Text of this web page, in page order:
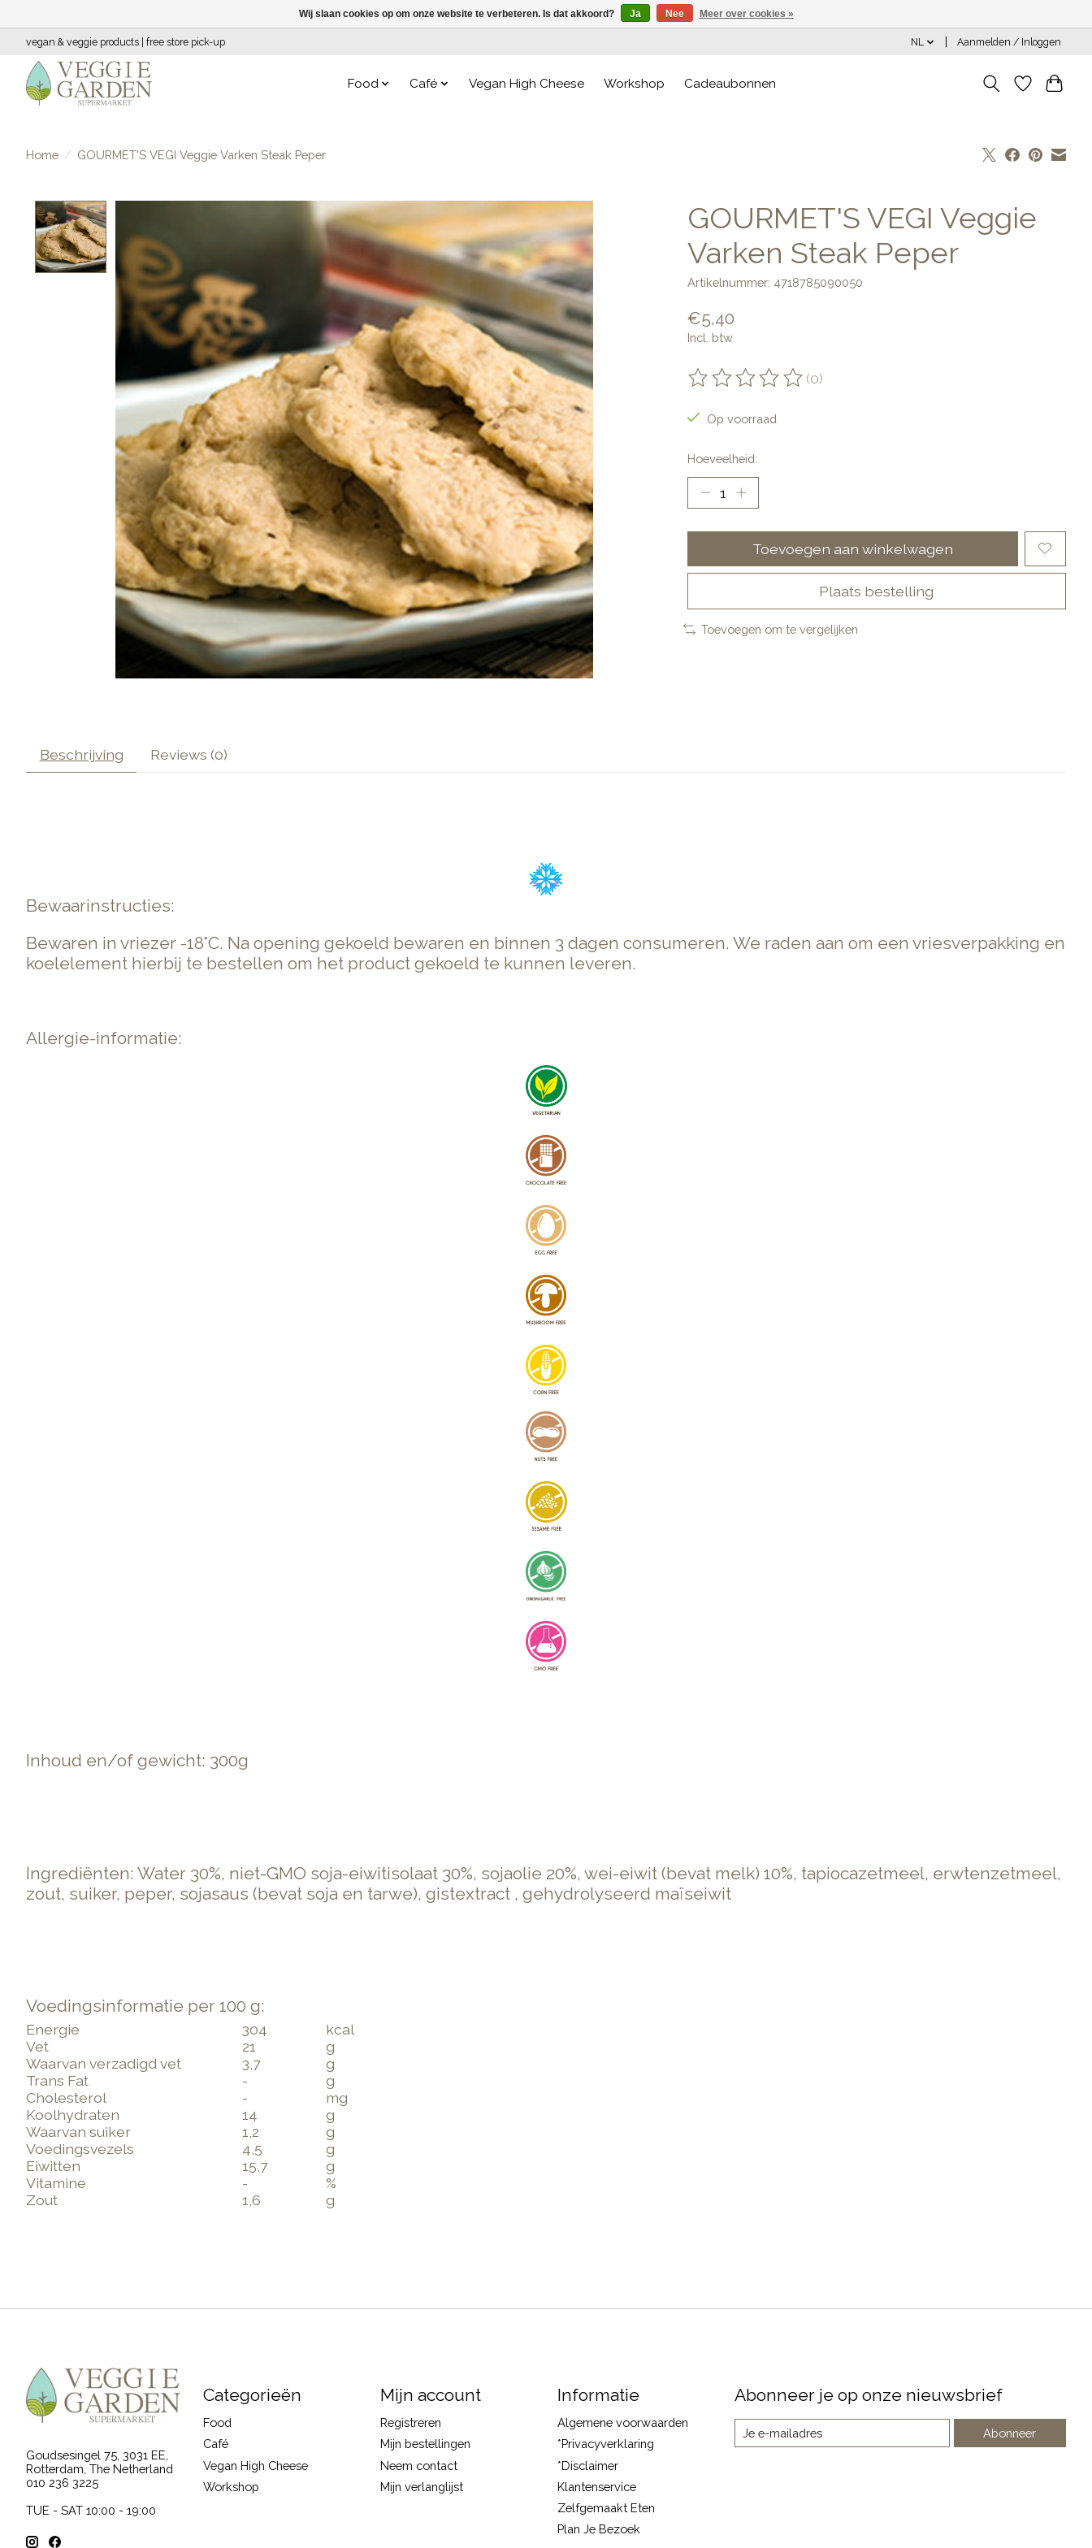
vegan & veggie products | free store pick-up NL Aanmelden / Inloggen
Food Café Vegan High Cheese Workshop Cadeaubonnen
Home / GOURMET'S VEGI Veggie Varken Steak Peper
Product image slideshow Items
GOURMET'S VEGI Veggie
Varken Steak Peper
Artikelnummer: 4718785090050
€5,40
Incl. btw
De beoordeling van dit product is
(0)
Op voorraad
Hoeveelheid:
Toevoegen aan winkelwagen
Plaats bestelling
Toevoegen om te vergelijken
Beschrijving Reviews (0)
Bewaarinstructies:
Bewaren in vriezer -18°C. Na opening gekoeld bewaren en binnen 3 dagen consumeren. We raden aan om een vriesverpakking en
koelelement hierbij te bestellen om het product gekoeld te kunnen leveren.
Allergie-informatie:
Inhoud en/of gewicht: 300g
Ingrediënten: Water 30%, niet-GMO soja-eiwitisolaat 30%, sojaolie 20%, wei-eiwit (bevat melk) 10%, tapiocazetmeel, erwtenzetmeel,
zout, suiker, peper, sojasaus (bevat soja en tarwe), gistextract , gehydrolyseerd maïseiwit
Voedingsinformatie per 100 g:
Energie 304
kcal
Vet
21
g
Waarvan verzadigd vet
3,7
g
Trans Fat
-
g
Cholesterol
-
mg
Koolhydraten
14
g
Waarvan suiker
1,2
g
Voedingsvezels
4,5
g
Eiwitten
15,7
g
Vitamine
-
%
Zout
1,6 g
Goudsesingel 75, 3031 EE,
Rotterdam, The Netherland
010 236 3225
TUE - SAT 10:00 - 19:00
Categorieën
Food
Café
Vegan High Cheese
Workshop
Mijn account
Registreren
Mijn bestellingen
Neem contact
Mijn verlanglijst
Informatie
Algemene voorwaarden
*Privacyverklaring
*Disclaimer
Klantenservice
Zelfgemaakt Eten
Plan Je Bezoek
Abonneer je op onze nieuwsbrief
Abonneer
Wij slaan cookies op om onze website te verbeteren. Is dat akkoord? Ja Nee Meer over cookies »